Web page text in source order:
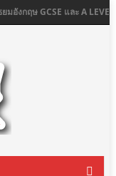
มอังกฤษ GCSE และ A